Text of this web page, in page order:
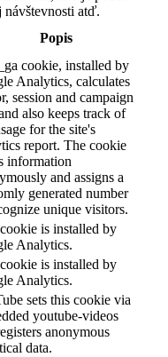
atď.
Popis
cookie, installed by
Analytics, calculates
session and campaign
also keeps track of
for the site's
report. The cookie
information
and assigns a
generated number
unique visitors.
is installed by
Analytics.
is installed by
Analytics.
sets this cookie via
youtube-videos
anonymous
data.